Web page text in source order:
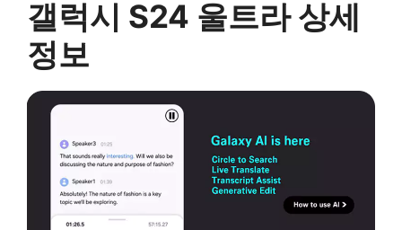
갤럭시 S24 울트라 상세
정보